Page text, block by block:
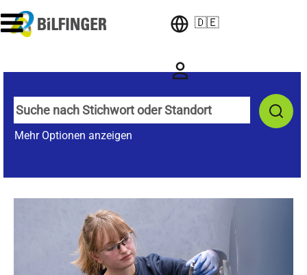
🇩🇪
Mehr Optionen anzeigen